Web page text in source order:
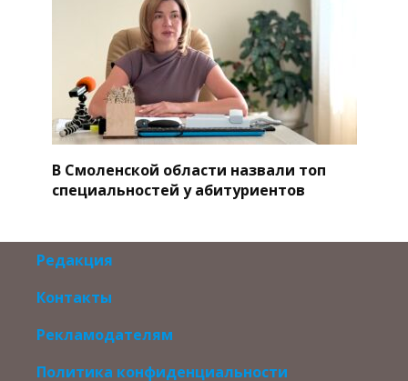
В Смоленской области назвали топ
специальностей у абитуриентов
Редакция
Контакты
Рекламодателям
Политика конфиденциальности